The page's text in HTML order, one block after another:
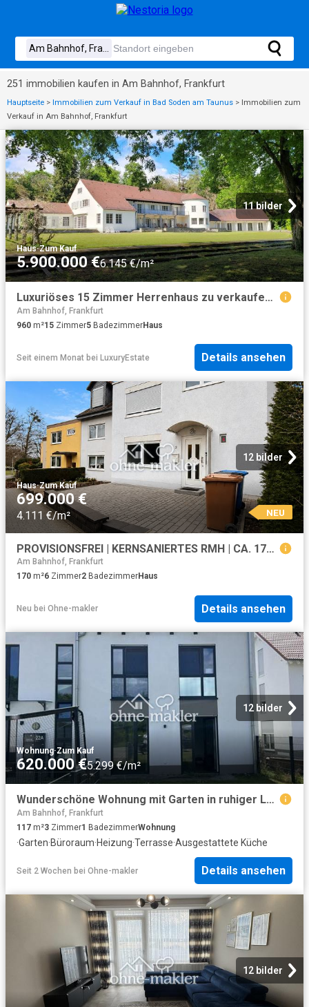
251 immobilien kaufen in Am Bahnhof, Frankfurt
Hauptseite > Immobilien zum Verkauf in Bad Soden am Taunus > Immobilien zum
Verkauf in Am Bahnhof, Frankfurt
11 bilder
Haus·Zum Kauf
5.900.000 €6.145 €/m²
Luxuriöses 15 Zimmer Herrenhaus zu verkaufen Kronberg, Deutschland
Am Bahnhof, Frankfurt
960 m²15 Zimmer5 BadezimmerHaus
Seit einem Monat bei LuxuryEstate Details ansehen
12 bilder
Haus·Zum Kauf
699.000 €
4.111 €/m² NEU
PROVISIONSFREI | KERNSANIERTES RMH | CA. 170 m² WOHNFLÄCHE | AUFSTOCKUNG WIRD AKTUELL REALISIERT
Am Bahnhof, Frankfurt
170 m²6 Zimmer2 BadezimmerHaus
Neu bei Ohne-makler Details ansehen
12 bilder
Wohnung·Zum Kauf
620.000 €5.299 €/m²
Wunderschöne Wohnung mit Garten in ruhiger Lage
Am Bahnhof, Frankfurt
117 m²3 Zimmer1 BadezimmerWohnung
·Garten·Büroraum·Heizung·Terrasse·Ausgestattete Küche
Seit 2 Wochen bei Ohne-makler Details ansehen
12 bilder